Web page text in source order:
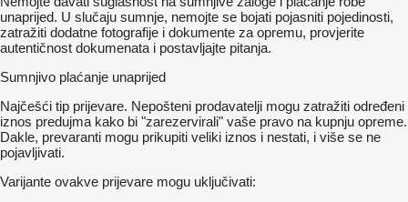
unaprijed. U slučaju sumnje, nemojte se bojati pojasniti pojedinosti,
zatražiti dodatne fotografije i dokumente za opremu, provjerite
autentičnost dokumenata i postavljajte pitanja.
Sumnjivo plaćanje unaprijed
Najčešći tip prijevare. Nepošteni prodavatelji mogu zatražiti određeni
iznos predujma kako bi "zarezervirali" vaše pravo na kupnju opreme.
Dakle, prevaranti mogu prikupiti veliki iznos i nestati, i više se ne
pojavljivati.
Varijante ovakve prijevare mogu uključivati: